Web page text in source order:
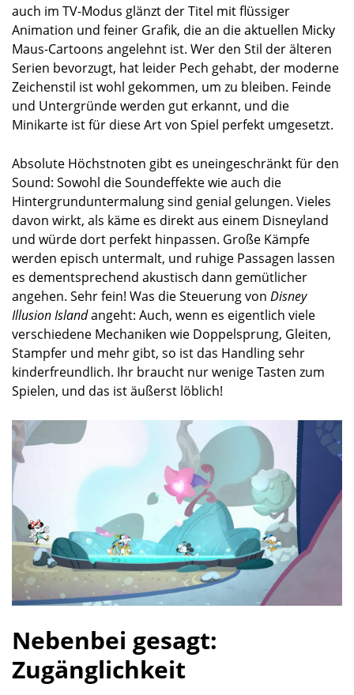
auch im TV-Modus glänzt der Titel mit flüssiger
Animation und feiner Grafik, die an die aktuellen Micky
Maus-Cartoons angelehnt ist. Wer den Stil der älteren
Serien bevorzugt, hat leider Pech gehabt, der moderne
Zeichenstil ist wohl gekommen, um zu bleiben. Feinde
und Untergründe werden gut erkannt, und die
Minikarte ist für diese Art von Spiel perfekt umgesetzt.
Absolute Höchstnoten gibt es uneingeschränkt für den
Sound: Sowohl die Soundeffekte wie auch die
Hintergrunduntermalung sind genial gelungen. Vieles
davon wirkt, als käme es direkt aus einem Disneyland
und würde dort perfekt hinpassen. Große Kämpfe
werden episch untermalt, und ruhige Passagen lassen
es dementsprechend akustisch dann gemütlicher
angehen. Sehr fein! Was die Steuerung von Disney
Illusion Islandangeht: Auch, wenn es eigentlich viele
verschiedene Mechaniken wie Doppelsprung, Gleiten,
Stampfer und mehr gibt, so ist das Handling sehr
kinderfreundlich. Ihr braucht nur wenige Tasten zum
Spielen, und das ist äußerst löblich!
Nebenbei gesagt:
Zugänglichkeit